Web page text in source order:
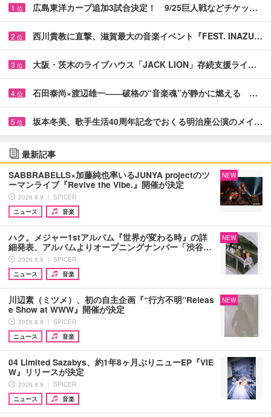
1 位 広島東洋カープ追加3試合決定！ 9/25巨人戦などチケッ…
2 位 西川貴教に直撃、滋賀最大の音楽イベント『FEST. INAZU…
3 位 大阪・茨木のライブハウス「JACK LION」存続支援ライ…
4 位 石田泰尚×渡辺雄一――破格の“音楽魂”が静かに燃える …
5 位 坂本冬美、歌手生活40周年記念でおくる明治座公演のメイ…
最新記事
SABBRABELLS×加藤純也率いるJUNYA projectのツ
ーマンライブ『Revive the Vibe.』開催が決定
2026.8.9 ｜ SPICER
ニュース
音楽
NEW
ハク。メジャー1stアルバム『世界が変わる時』の詳
細発表、アルバムよりオープニングナンバー「渋谷…
2026.8.9 ｜ SPICER
ニュース
音楽
NEW
川辺素（ミツメ）、初の自主企画『“行方不明”Releas
e Show at WWW』開催が決定
2026.8.9 ｜ SPICER
ニュース
音楽
NEW
04 Limited Sazabys、約1年8ヶ月ぶりニューEP『VIE
W』リリースが決定
2026.8.9 ｜ SPICER
ニュース
音楽